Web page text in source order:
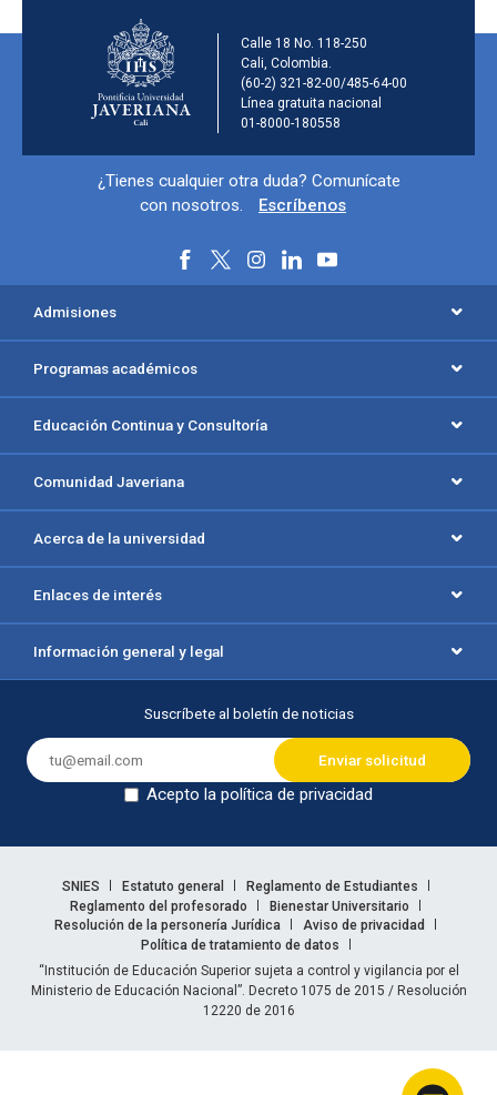
Información de la
Calle 18 No. 118-250
Cali, Colombia.
(60-2) 321-82-00/485-64-00
Línea gratuita nacional
01-8000-180558
Información y redes sociales
¿Tienes cualquier otra duda? Comunícate
con nosotros.
Escríbenos
Menú principal del footer
Admisiones
Programas académicos
Educación Continua y Consultoría
Comunidad Javeriana
Acerca de la universidad
Enlaces de interés
Información general y legal
Suscríbete al boletín de noticias
Acepto la política de privacidad
Enlaces legales
SNIES Estatuto general
Reglamento de Estudiantes
Reglamento del profesorado
Bienestar Universitario
Resolución de la personería Jurídica
Aviso de privacidad
Política de tratamiento de datos
Información legal
“Institución de Educación Superior sujeta a control y vigilancia por el
Ministerio de Educación Nacional”. Decreto 1075 de 2015 / Resolución
12220 de 2016